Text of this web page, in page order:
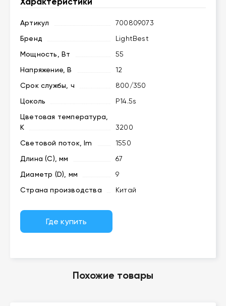
Артикул
700809073
Бренд
LightBest
Мощность, Вт
55
Напряжение, В
12
Срок службы, ч
800/350
Цоколь
P14.5s
Цветовая температура,
K
3200
Световой поток, lm
1550
Длина (C), мм
67
Диаметр (D), мм
9
Страна производства
Китай
Где купить
Похожие товары